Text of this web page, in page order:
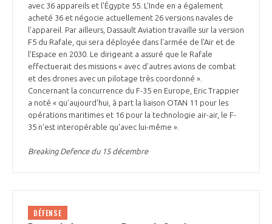
avec 36 appareils et l'Égypte 55. L'Inde en a également
acheté 36 et négocie actuellement 26 versions navales de
l'appareil. Par ailleurs, Dassault Aviation travaille sur la version
F5 du Rafale, qui sera déployée dans l'armée de l'Air et de
l’Espace en 2030. Le dirigeant a assuré que le Rafale
effectuerait des missions « avec d'autres avions de combat
et des drones avec un pilotage très coordonné ».
Concernant la concurrence du F-35 en Europe, Eric Trappier
a noté « qu’aujourd'hui, à part la liaison OTAN 11 pour les
opérations maritimes et 16 pour la technologie air-air, le F-
35 n'est interopérable qu'avec lui-même ».
Breaking Defence du 15 décembre
DÉFENSE